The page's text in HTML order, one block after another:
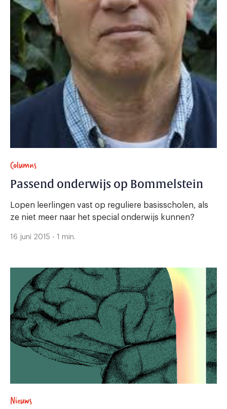
Columns
Passend onderwijs op Bommelstein
Lopen leerlingen vast op reguliere basisscholen, als
ze niet meer naar het special onderwijs kunnen?
16 juni 2015 - 1 min.
Nieuws